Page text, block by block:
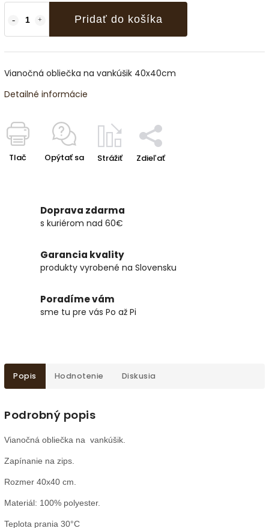
Pridať do košíka
Vianočná obliečka na vankúšik 40x40cm
Detailné informácie
Tlač Opýtať sa Strážiť Zdieľať
Doprava zdarma
s kuriérom nad 60€
Garancia kvality
produkty vyrobené na Slovensku
Poradíme vám
sme tu pre vás Po až Pi
Popis Hodnotenie Diskusia
Podrobný popis
Vianočná obliečka na vankúšik.
Zapínanie na zips.
Rozmer 40x40 cm.
Materiál: 100% polyester.
Teplota prania 30°C